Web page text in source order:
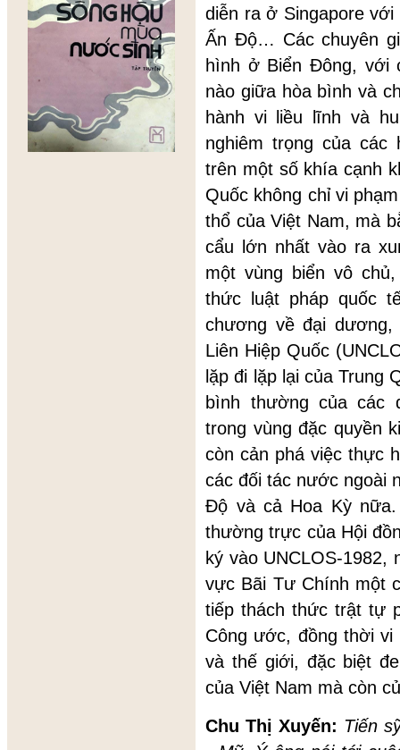
diễn ra ở Singapore
Ấn Độ… Các chuyên
hình ở Biển Đông, với
nào giữa hòa bình và
hành vi liều lĩnh và
nghiêm trọng của các
trên một số khía cạnh
Quốc không chỉ vi
thổ của Việt Nam, mà
cẩu lớn nhất vào ra
một vùng biển vô
thức luật pháp quốc
chương về đại
Liên Hiệp Quốc
lặp đi lặp lại của Trung
bình thường của các
trong vùng đặc quyền
còn cản phá việc thực
các đối tác nước ngoài
Độ và cả Hoa Kỳ
thường trực của Hội
ký vào UNCLOS-1982,
vực Bãi Tư Chính một
tiếp thách thức trật tự
Công ước, đồng thời vi
và thế giới, đặc biệt
của Việt Nam mà còn
Chu Thị Xuyến: Tiến